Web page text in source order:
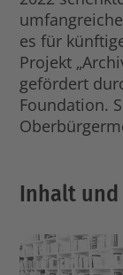
es für
Projekt
gefördert
Foundation.
Inhalt und